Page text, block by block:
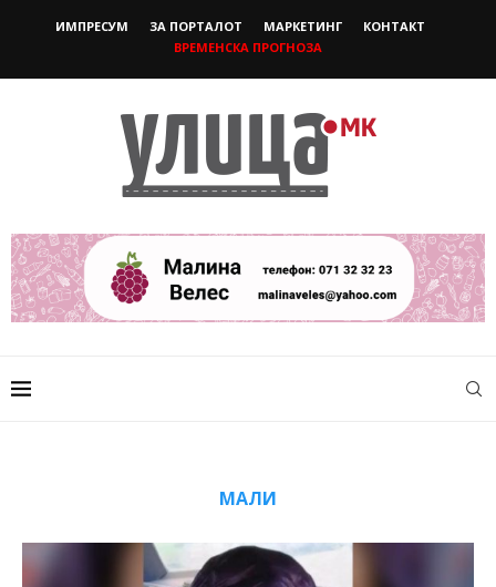
ИМПРЕСУМ ЗА ПОРТАЛОТ МАРКЕТИНГ
КОНТАКТ
ВРЕМЕНСКА ПРОГНОЗА
МАЛИ